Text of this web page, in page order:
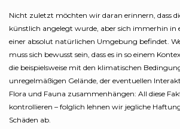
Nicht zuletzt möchten wir daran erinnern, dass
künstlich angelegt wurde, aber sich immerhin in
einer absolut natürlichen Umgebung befindet.
muss sich bewusst sein, dass es in so einem
die beispielsweise mit den klimatischen
unregelmäßigen Gelände, der eventuellen
Flora und Fauna zusammenhängen: All diese
kontrollieren – folglich lehnen wir jegliche
Schäden ab.